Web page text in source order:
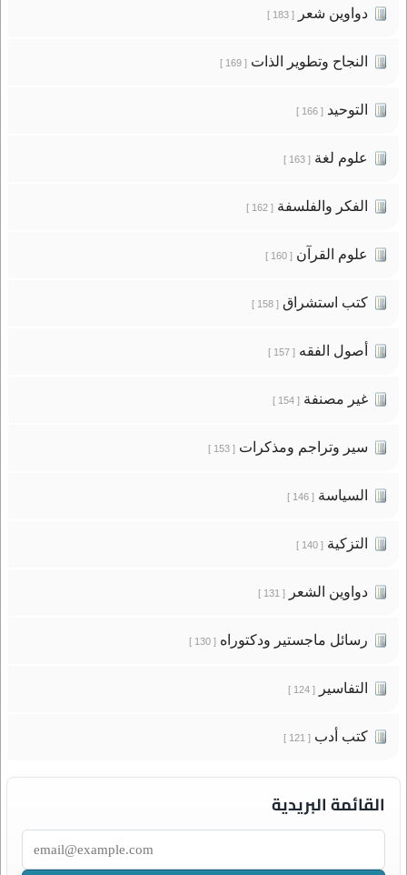
دواوين شعر[ 183 ]
النجاح وتطوير الذات[ 169 ]
التوحيد[ 166 ]
علوم لغة[ 163 ]
الفكر والفلسفة[ 162 ]
علوم القرآن[ 160 ]
كتب استشراق[ 158 ]
أصول الفقه[ 157 ]
غير مصنفة[ 154 ]
سير وتراجم ومذكرات[ 153 ]
السياسة[ 146 ]
التزكية[ 140 ]
دواوين الشعر[ 131 ]
رسائل ماجستير ودكتوراه[ 130 ]
التفاسير[ 124 ]
كتب أدب[ 121 ]
القائمة البريدية